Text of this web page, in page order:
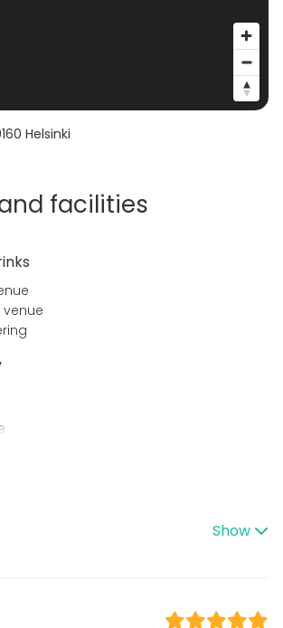
Helsinki
facilities
with the State Trading Centre
Show